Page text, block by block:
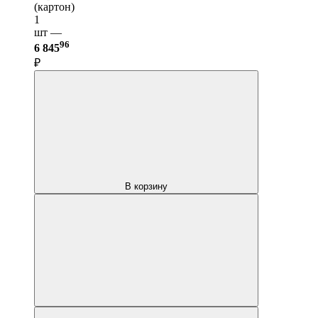
(картон)
1
шт —
6 84596
₽
В корзину